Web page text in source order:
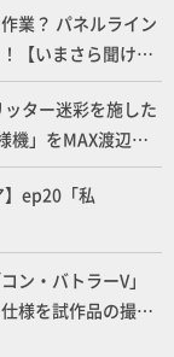
業？ パネルライン
【いまさら聞けな
ネルライン】
ター迷彩を施した
機」をMAX渡辺が
】ep20「私
ン・バトラーV」
様を試作品の撮り